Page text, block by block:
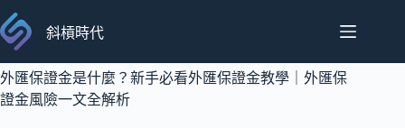
跳
至
要
內
斜槓時代
外匯保證金是什麼？新手必看外匯保證金教學｜外匯保
證金風險一文全解析